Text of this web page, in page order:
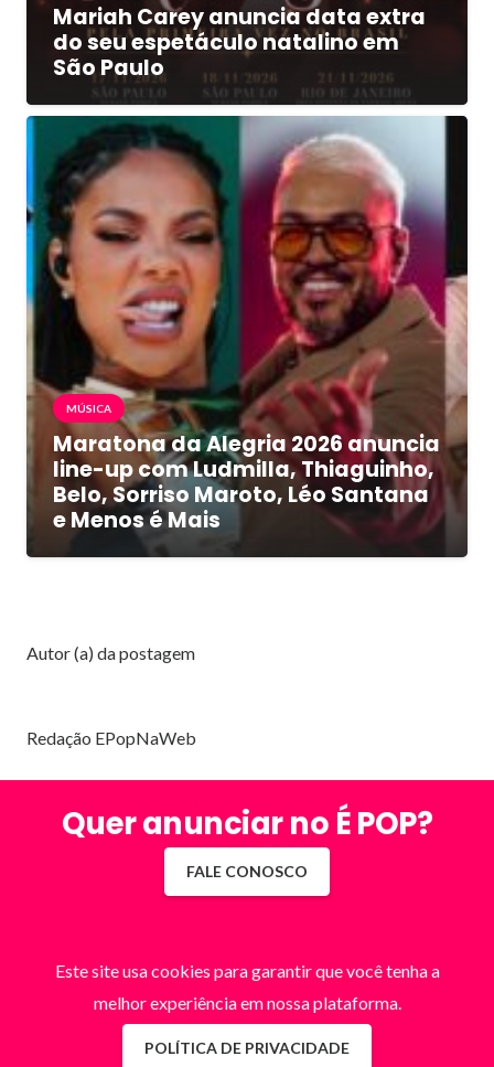
Mariah Carey anuncia data extra
do seu espetáculo natalino em
São Paulo
MÚSICA
Maratona da Alegria 2026 anuncia
line-up com Ludmilla, Thiaguinho,
Belo, Sorriso Maroto, Léo Santana
e Menos é Mais
Autor (a) da postagem
Redação EPopNaWeb
Quer anunciar no É POP?
FALE CONOSCO
Este site usa cookies para garantir que você tenha a
melhor experiência em nossa plataforma.
POLÍTICA DE PRIVACIDADE